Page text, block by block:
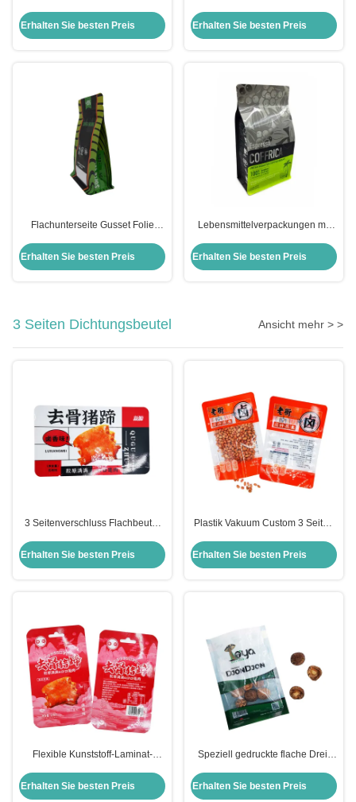
Up-Quadratische Unterseite
Gusset-Taschen für Lebensmittel
Erhalten Sie besten Preis
Taschen für die Verpackung
Protein Pfannkuchen
Erhalten Sie besten Preis
Flachunterseite Gusset Folie
Verpackungstüten mit
verriegelbarem Reißverschluss
Erhalten Sie besten Preis
Lebensmittelverpackungen mit
Erhalten Sie besten Preis
3 Seiten Dichtungsbeutel Ansicht mehr > >
3 Seitenverschluss Flachbeutel
zur Verpackung Fleisch Huhn
Rindfleisch Fischfutter
Erhalten Sie besten Preis
Plastik Vakuum Custom 3 Seiten
Tränenknochen für Erdnüsse
Snack Trockene
Erhalten Sie besten Preis
Flexible Kunststoff-Laminat-
Taschen Beutel Verpackung für
Fleisch-Lebensmittel-
Erhalten Sie besten Preis
Speziell gedruckte flache Drei-
Fenster für
Lebensmittelverpackung
Erhalten Sie besten Preis